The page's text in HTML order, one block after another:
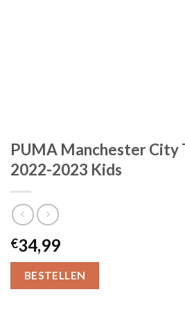
PUMA Manchester City
2022-2023 Kids
€34,99
BESTELLEN